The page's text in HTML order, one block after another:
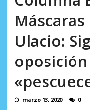
Ulacio:
marzo 13, 2020 0